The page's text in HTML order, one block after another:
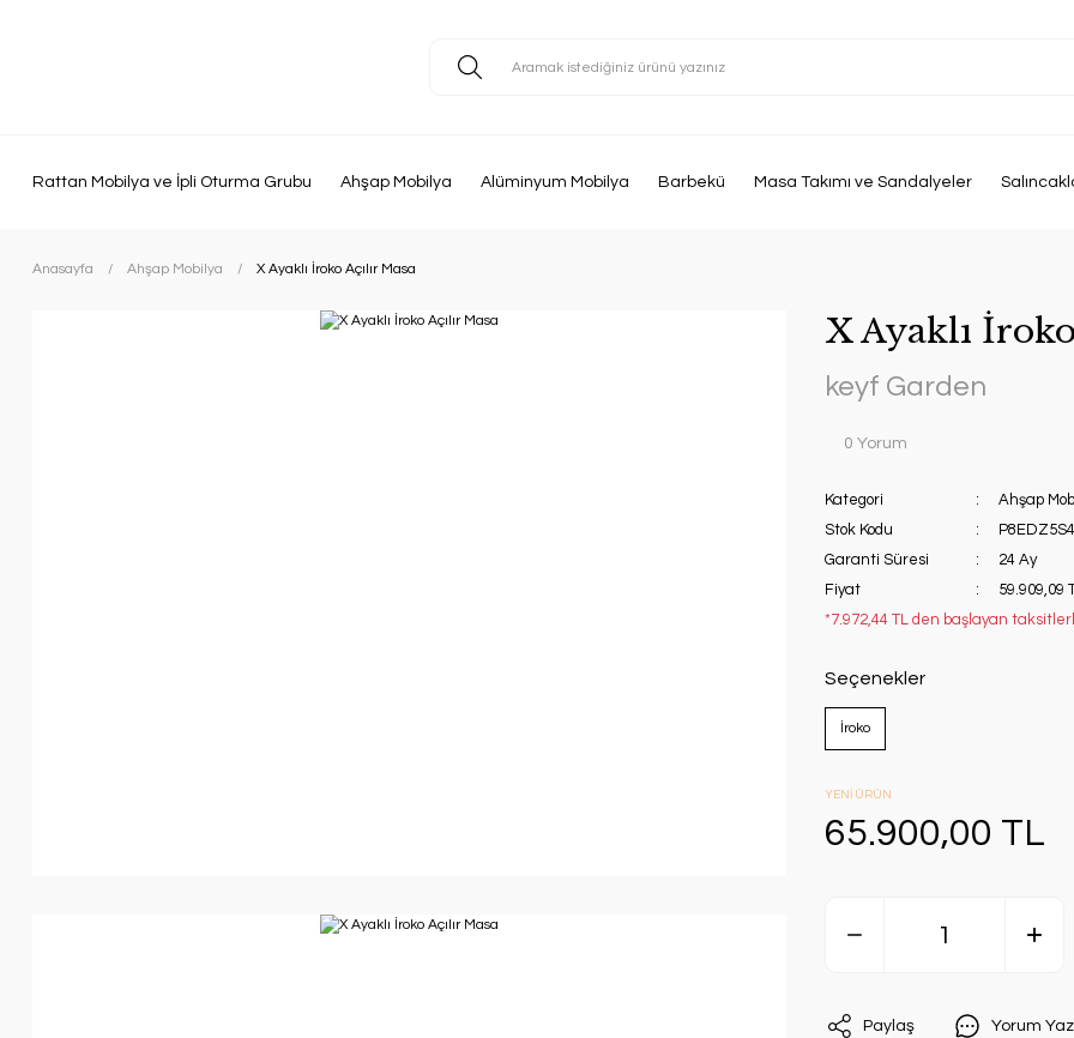
Rattan Mobilya ve İpli Oturma Grubu Ahşap Mobilya Alüminyum Mobilya Barbekü Masa Takımı ve Sandalyeler
Anasayfa Ahşap Mobilya X Ayaklı İroko Açılır Masa
X Ayaklı
keyf Garden
0 Yorum
Kategori
Ahşap
Stok Kodu
Garanti Süresi
24 Ay
Fiyat
59.909,09
*7.972,44 TL den başlayan
Seçenekler
İroko
YENİ ÜRÜN
65.900,00 TL
Paylaş Yorum Yaz